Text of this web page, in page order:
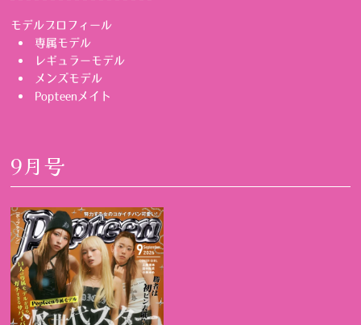
モデルプロフィール
専属モデル
レギュラーモデル
メンズモデル
Popteenメイト
9月号